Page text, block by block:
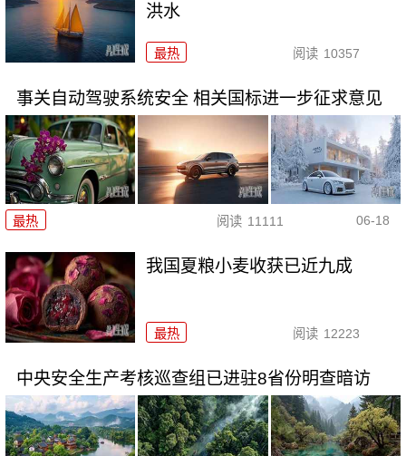
洪水
最热 阅读 10357
事关自动驾驶系统安全 相关国标进一步征求意见
最热 阅读 11111 06-18
我国夏粮小麦收获已近九成
最热 阅读 12223
中央安全生产考核巡查组已进驻8省份明查暗访